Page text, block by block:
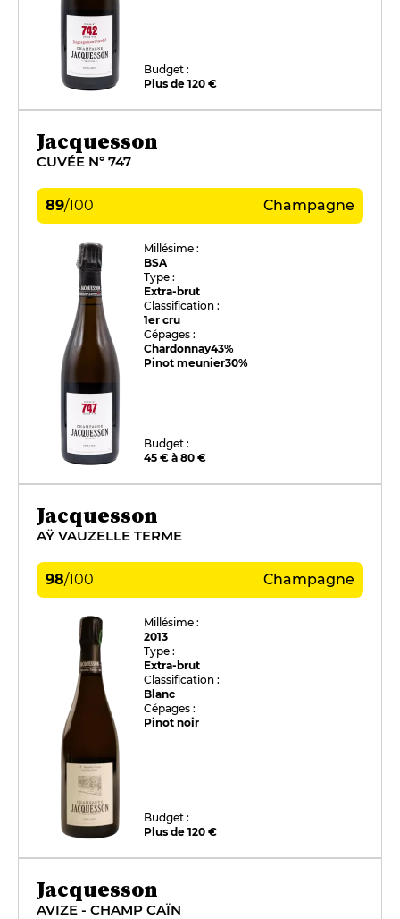
Budget :
Plus de 120 €
Jacquesson
CUVÉE N° 747
89/100 Champagne
Millésime :
BSA
Type :
Extra-brut
Classification :
1er cru
Cépages :
Chardonnay43%
Pinot meunier30%
Budget :
45 € à 80 €
Jacquesson
AŸ VAUZELLE TERME
98/100 Champagne
Millésime :
2013
Type :
Extra-brut
Classification :
Blanc
Cépages :
Pinot noir
Budget :
Plus de 120 €
Jacquesson
AVIZE - CHAMP CAÏN